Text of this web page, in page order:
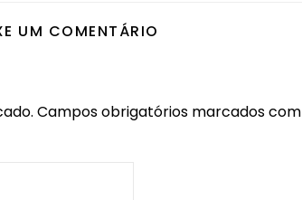
UM COMENTÁRIO
Campos obrigatórios marcados com